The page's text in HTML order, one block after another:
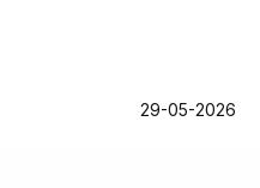
29-05-2026